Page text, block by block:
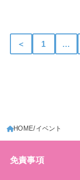
＜ 1 …
HOME イベント
免責事項